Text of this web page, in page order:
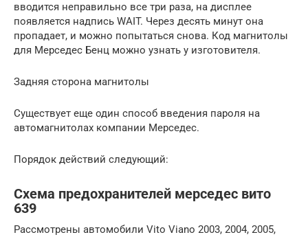
вводится неправильно все три раза, на дисплее
появляется надпись WAIT. Через десять минут она
пропадает, и можно попытаться снова. Код магнитолы
для Мерседес Бенц можно узнать у изготовителя.
Задняя сторона магнитолы
Существует еще один способ введения пароля на
автомагнитолах компании Мерседес.
Порядок действий следующий:
Схема предохранителей мерседес вито
639
Рассмотрены автомобили Vito Viano 2003, 2004, 2005,